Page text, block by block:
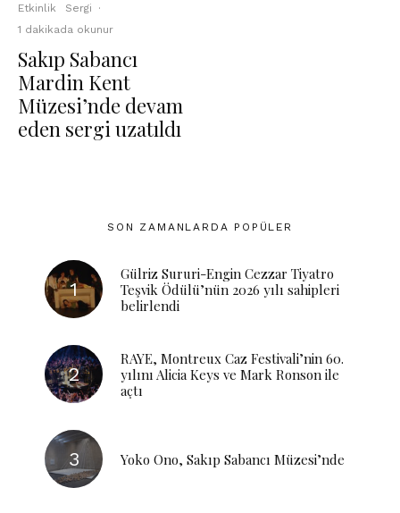
Etkinlik Sergi
·
1 dakikada okunur
Sakıp Sabancı
Mardin Kent
Müzesi’nde devam
eden sergi uzatıldı
SON ZAMANLARDA POPÜLER
Gülriz Sururi-Engin Cezzar Tiyatro
Teşvik Ödülü’nün 2026 yılı sahipleri
belirlendi
RAYE, Montreux Caz Festivali’nin 60.
yılını Alicia Keys ve Mark Ronson ile
açtı
Yoko Ono, Sakıp Sabancı Müzesi’nde